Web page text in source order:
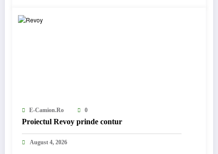
E-Camion.ro 0
Proiectul Revoy prinde contur
August 4, 2026